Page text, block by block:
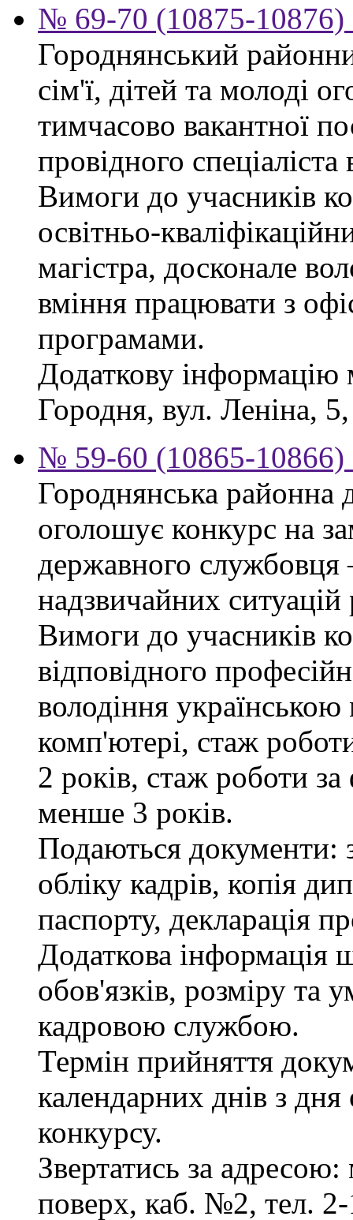
№ 69-70 (10875-10876)
Городнянський
сім'ї, дітей та молоді
тимчасово вакантної
провідного
Вимоги до учасників
освітньо-
магістра, досконале
вміння працювати з
програмами.
Додаткову
Городня, вул. Леніна,
№ 59-60 (10865-10866)
Городнянська районна
оголошує конкурс на
державного службовця
надзвичайних ситуацій
Вимоги до учасників
відповідного
володіння
комп'ютері, стаж
2 років, стаж роботи
менше 3 років.
Подаються документи:
обліку кадрів, копія
паспорту, декларація
Додаткова інформація
обов'язків, розміру та
кадровою службою.
Термін прийняття
календарних днів з
конкурсу.
Звертатись за
поверх, каб. №2, тел.